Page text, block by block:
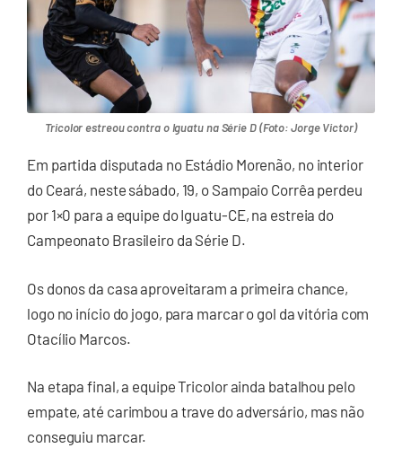
Tricolor estreou contra o Iguatu na Série D (Foto: Jorge Victor)
Em partida disputada no Estádio Morenão, no interior
do Ceará, neste sábado, 19, o Sampaio Corrêa perdeu
por 1×0 para a equipe do Iguatu-CE, na estreia do
Campeonato Brasileiro da Série D.
Os donos da casa aproveitaram a primeira chance,
logo no início do jogo, para marcar o gol da vitória com
Otacílio Marcos.
Na etapa final, a equipe Tricolor ainda batalhou pelo
empate, até carimbou a trave do adversário, mas não
conseguiu marcar.